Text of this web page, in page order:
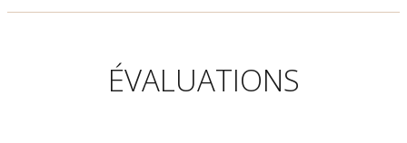
ÉVALUATIONS